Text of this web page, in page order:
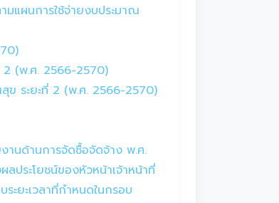
มแผนการใช้จ่ายงบประมาณ
2 (พ.ศ. 2566-2570)
ข ระยะที่ 2 (พ.ศ. 2566-2570)
านด้านการจัดซื้อจัดจ้าง พ.ศ.
ประโยชน์ของหัวหน้าเจ้าหน้าที่
ะยะเวลาที่กำหนดในกรอบ